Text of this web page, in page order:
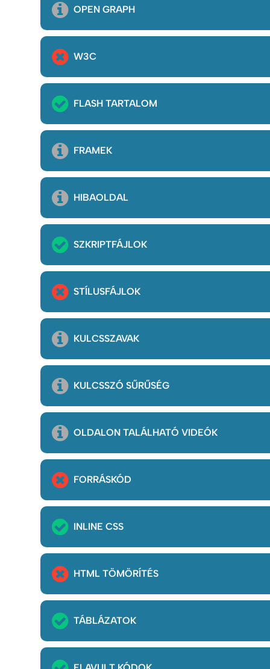
OPEN GRAPH
W3C
FLASH TARTALOM
FRAMEK
HIBAOLDAL
SZKRIPTFÁJLOK
STÍLUSFÁJLOK
KULCSSZAVAK
KULCSSZÓ SŰRŰSÉG
OLDALON TALÁLHATÓ VIDEÓK
FORRÁSKÓD
INLINE CSS
HTML TÖMÖRÍTÉS
TÁBLÁZATOK